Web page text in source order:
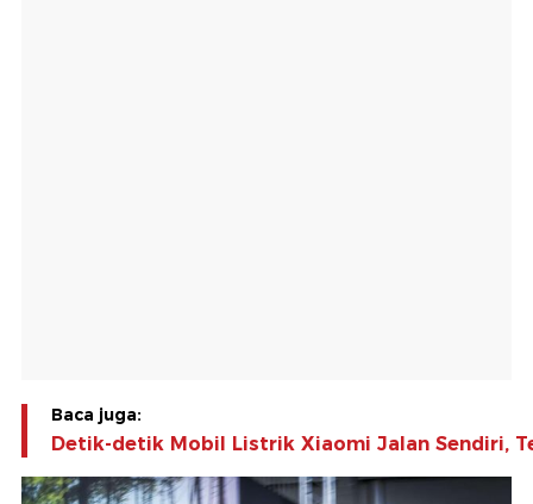
Baca juga:
Detik-detik Mobil Listrik Xiaomi Jalan Sendiri,